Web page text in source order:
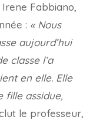
Fabbiano,
: « Nous
aujourd’hui
classe l’a
en elle. Elle
fille assidue,
le professeur,